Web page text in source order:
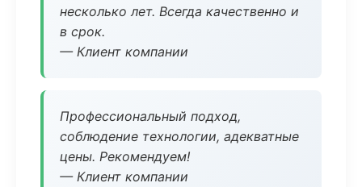
несколько лет. Всегда качественно и
в срок.
— Клиент компании
Профессиональный подход,
соблюдение технологии, адекватные
цены. Рекомендуем!
— Клиент компании